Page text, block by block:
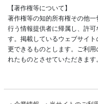
【著作権等について】
著作権等の知的所有権その他
行う情報提供者に帰属し、許
す。掲載しているウェブサイ
更できるものとします。ご利
れたものとさせていただきます。